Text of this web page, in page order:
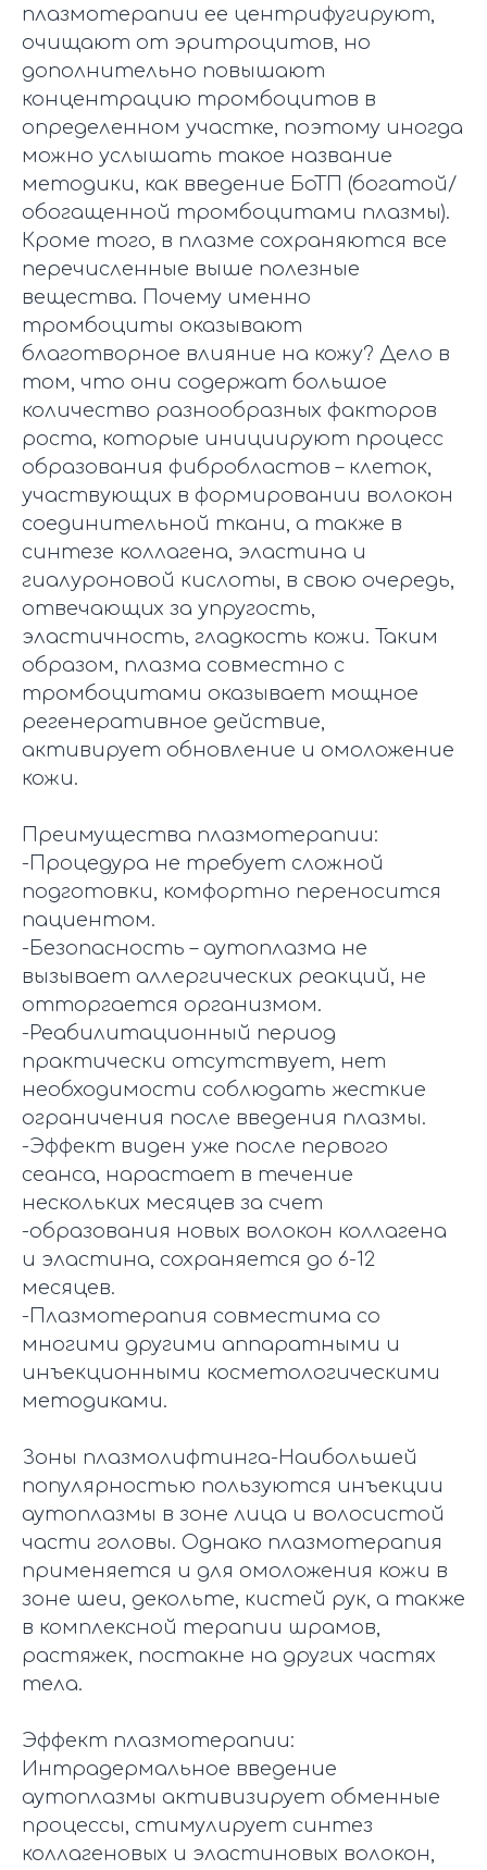
плазмотерапии ее центрифугируют,
очищают от эритроцитов, но
дополнительно повышают
концентрацию тромбоцитов в
определенном участке, поэтому иногда
можно услышать такое название
методики, как введение БоТП (богатой/
обогащенной тромбоцитами плазмы).
Кроме того, в плазме сохраняются все
перечисленные выше полезные
вещества. Почему именно
тромбоциты оказывают
благотворное влияние на кожу? Дело в
том, что они содержат большое
количество разнообразных факторов
роста, которые инициируют процесс
образования фибробластов – клеток,
участвующих в формировании волокон
соединительной ткани, а также в
синтезе коллагена, эластина и
гиалуроновой кислоты, в свою очередь,
отвечающих за упругость,
эластичность, гладкость кожи. Таким
образом, плазма совместно с
тромбоцитами оказывает мощное
регенеративное действие,
активирует обновление и омоложение
кожи.
Преимущества плазмотерапии:
-Процедура не требует сложной
подготовки, комфортно переносится
пациентом.
-Безопасность – аутоплазма не
вызывает аллергических реакций, не
отторгается организмом.
-Реабилитационный период
практически отсутствует, нет
необходимости соблюдать жесткие
ограничения после введения плазмы.
-Эффект виден уже после первого
сеанса, нарастает в течение
нескольких месяцев за счет
-образования новых волокон коллагена
и эластина, сохраняется до 6-12
месяцев.
-Плазмотерапия совместима со
многими другими аппаратными и
инъекционными косметологическими
методиками.
Зоны плазмолифтинга-Наибольшей
популярностью пользуются инъекции
аутоплазмы в зоне лица и волосистой
части головы. Однако плазмотерапия
применяется и для омоложения кожи в
зоне шеи, декольте, кистей рук, а также
в комплексной терапии шрамов,
растяжек, постакне на других частях
тела.
Эффект плазмотерапии:
Интрадермальное введение
аутоплазмы активизирует обменные
процессы, стимулирует синтез
коллагеновых и эластиновых волокон,